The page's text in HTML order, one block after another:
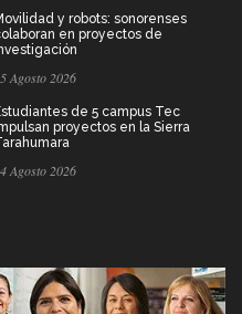
y robots: sonorenses
en proyectos de
Agosto 2026
de 5 campus Tec
proyectos en la Sierra
Agosto 2026